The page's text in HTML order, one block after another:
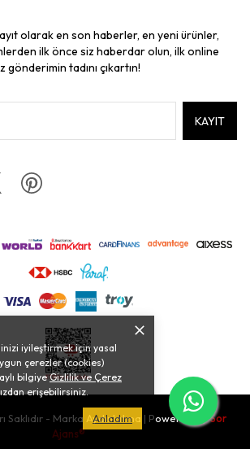
iyileştirmek için yasal
çerezler (cookies)
bilgiyeGizlilik ve Çerez
erişebilirsiniz.
Anladım
olarak en son haberler, en yeni ürünler,
ilk önce siz haberdar olun, ilk online
tadını çıkartın!
KAYIT
Saklıdır - Marka Aydınlatma | Powered bySor
Ajans®